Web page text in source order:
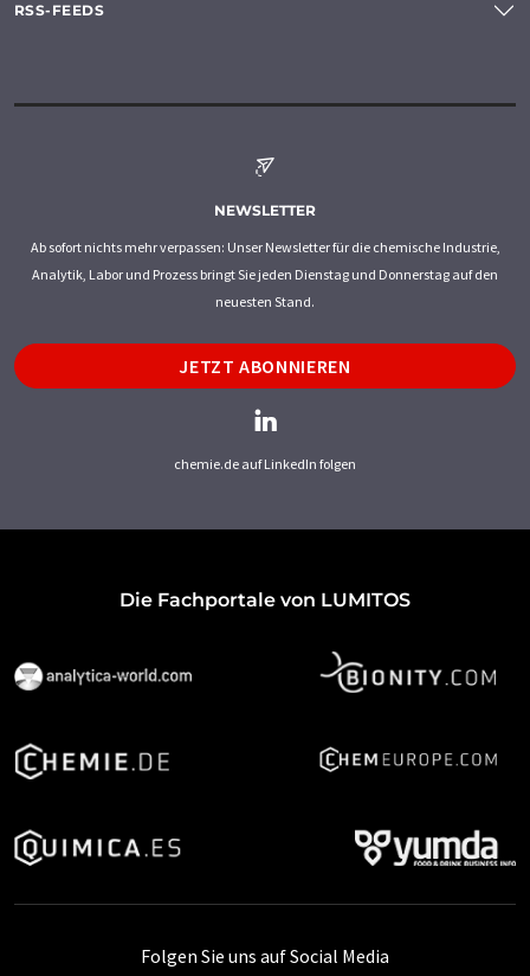
RSS-FEEDS
NEWSLETTER
Ab sofort nichts mehr verpassen: Unser Newsletter für die chemische Industrie,
Analytik, Labor und Prozess bringt Sie jeden Dienstag und Donnerstag auf den
neuesten Stand.
JETZT ABONNIEREN
chemie.de auf LinkedIn folgen
Die Fachportale von LUMITOS
Folgen Sie uns auf Social Media